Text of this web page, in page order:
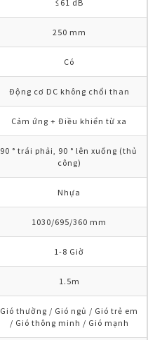
≤61 dB
250 mm
Có
Động cơ DC không chổi than
Cảm ứng + Điều khiển từ xa
90 ° trái phải, 90 ° lên xuống (thủ
công)
Nhựa
1030/695/360 mm
1-8 Giờ
1.5m
Gió thường / Gió ngủ / Gió trẻ em
/ Gió thông minh / Gió mạnh